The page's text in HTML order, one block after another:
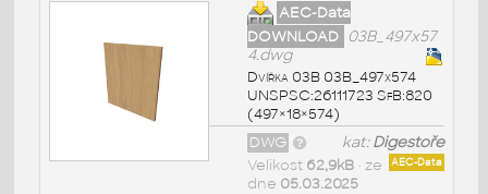
AEC-Data
DOWNLOAD
03B_497x57
4.dwg
Dvířka 03B 03B_497x574
UNSPSC:26111723 SfB:820
(497×18×574)
kat:Digestoře
DWG
AEC-Data
Velikost 62,9kB• ze
dne 05.03.2025